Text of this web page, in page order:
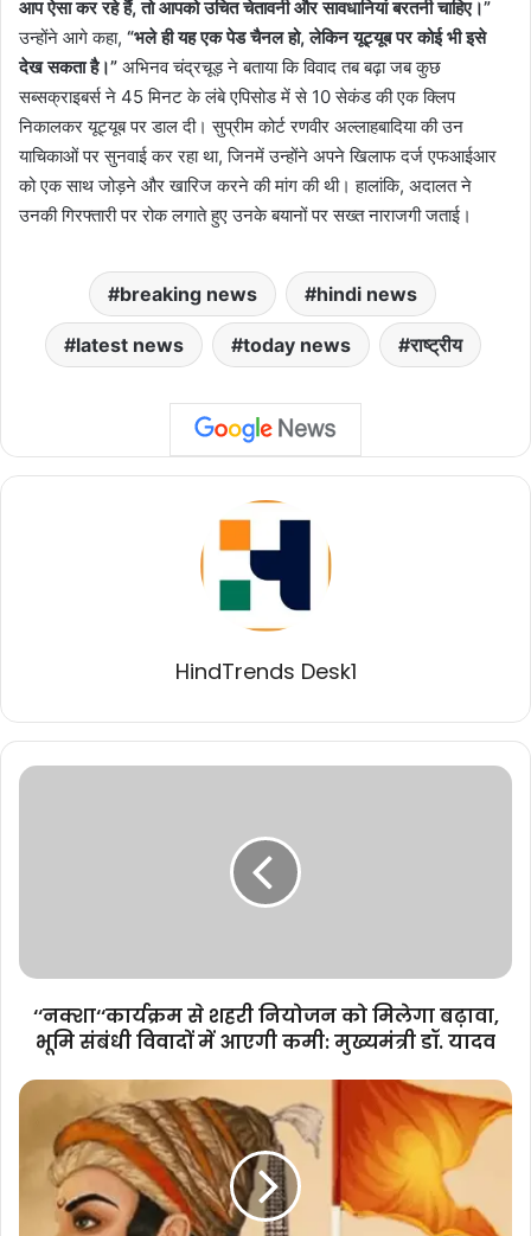
आप ऐसा कर रहे हैं, तो आपको उचित चेतावनी और सावधानियां बरतनी चाहिए।”
उन्होंने आगे कहा, “भले ही यह एक पेड चैनल हो, लेकिन यूट्यूब पर कोई भी इसे
देख सकता है।” अभिनव चंद्रचूड़ ने बताया कि विवाद तब बढ़ा जब कुछ
सब्सक्राइबर्स ने 45 मिनट के लंबे एपिसोड में से 10 सेकंड की एक क्लिप
निकालकर यूट्यूब पर डाल दी। सुप्रीम कोर्ट रणवीर अल्लाहबादिया की उन
याचिकाओं पर सुनवाई कर रहा था, जिनमें उन्होंने अपने खिलाफ दर्ज एफआईआर
को एक साथ जोड़ने और खारिज करने की मांग की थी। हालांकि, अदालत ने
उनकी गिरफ्तारी पर रोक लगाते हुए उनके बयानों पर सख्त नाराजगी जताई।
breaking news hindi news
latest news today news राष्ट्रीय
HindTrends Desk1
‘‘नक्शा‘‘कार्यक्रम
संबंधी
आएगी
मुख्यमंत्री
‘‘नक्शा‘‘कार्यक्रम से शहरी नियोजन को मिलेगा बढ़ावा,
भूमि संबंधी विवादों में आएगी कमी: मुख्यमंत्री डॉ. यादव
छत्रपति
शिवाजी
महाराज